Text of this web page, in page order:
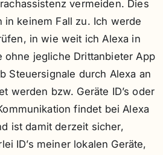
vermeiden. Dies
keinem Fall zu. Ich werde
in wie weit ich Alexa in
ohne jegliche Drittanbieter App
Steuersignale durch Alexa an
werden bzw. Geräte ID’s oder
findet bei Alexa
ist damit derzeit sicher,
ID’s meiner lokalen Geräte,